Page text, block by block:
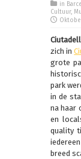
in
Cultuur,
zich in
grote
park
in de
na haar
en
quality
breed